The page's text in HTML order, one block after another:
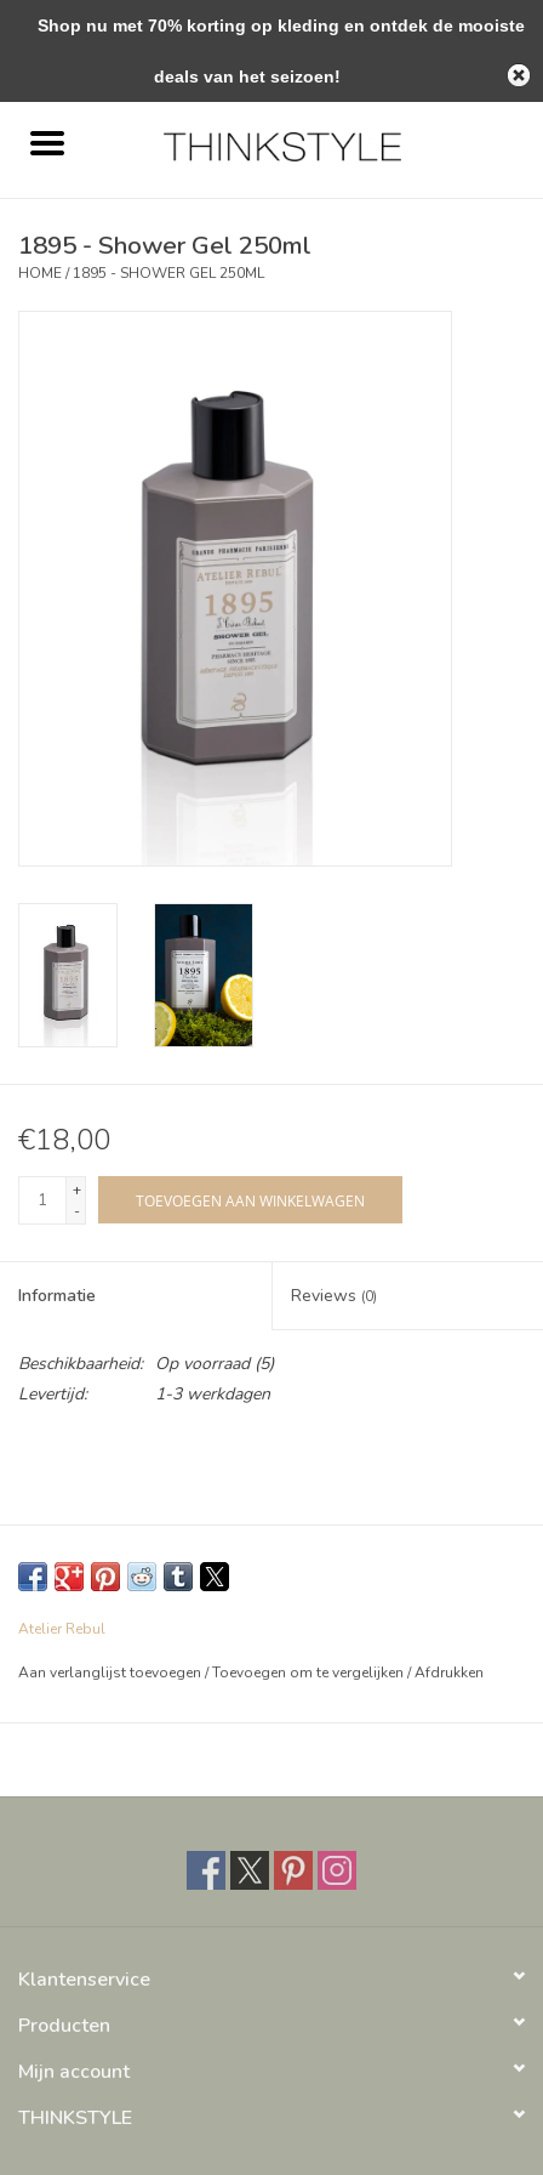
0 Artikelen - €0,00
Woondecoratie
1895 - Shower Gel 250ml
HOME/1895 - SHOWER GEL 250ML
€18,00
+
-
TOEVOEGEN AAN WINKELWAGEN
Informatie Reviews (0)
Beschikbaarheid: Op voorraad(5)
Levertijd:
1-3 werkdagen
Atelier Rebul
Aan verlanglijst toevoegen /Toevoegen om te vergelijken /Afdrukken
Klantenservice
Producten
Mijn account
THINKSTYLE
Shop nu met 70% korting op kleding en ontdek de mooiste
deals van het seizoen!